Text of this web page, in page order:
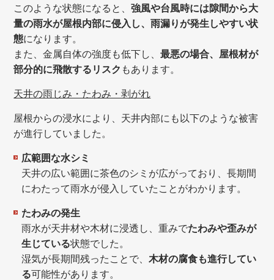
このような状態になると、強風や台風時には隙間から大
量の雨水が屋根内部に侵入し、雨漏りが発生しやすい状
態になります。
また、金属自体の強度も低下し、最悪の場合、屋根材が
部分的に飛散するリスク もあります。
天井の雨じみ・たわみ・剥がれ
屋根からの浸水により、天井内部にも以下のような被害
が進行していました。
広範囲な水シミ
天井の広い範囲に茶色のシミが広がっており、長期間
にわたって雨水が侵入していたことがわかります。
たわみの発生
雨水が天井材や木材に浸透し、重みでたわみや歪みが
生じている状態でした。
湿気が長期間残ったことで、木材の腐食も進行してい
る可能性があります。